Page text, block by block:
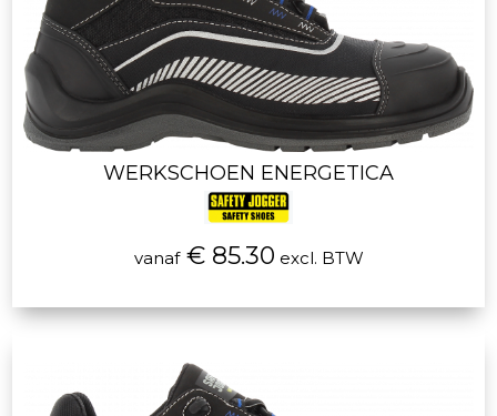
WERKSCHOEN ENERGETICA
vanaf€ 85.30 excl. BTW